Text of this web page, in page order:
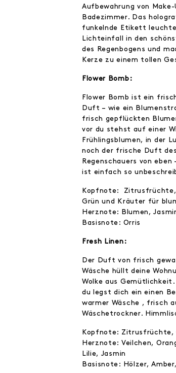
Aufbewahrung von Make-
Badezimmer. Das
funkelnde Etikett
Lichteinfall in den
des Regenbogens und
Kerze zu einem tollen
Flower Bomb:
Flower Bomb ist ein
Duft – wie ein
frisch gepflückten
vor du stehst auf einer
Frühlingsblumen, in der
noch der frische Duft des
Regenschauers von
ist einfach so
Kopfnote:
Grün und Kräuter für
Herznote: Blumen,
Basisnote: Orris
Fresh Linen:
Der Duft von frisch
Wäsche hüllt deine
Wolke aus
du legst dich ein einen
warmer Wäsche , frisch
Wäschetrockner.
Kopfnote: Zitrusfrüchte,
Herznote: Veilchen,
Lilie, Jasmin
Basisnote: Hölzer,